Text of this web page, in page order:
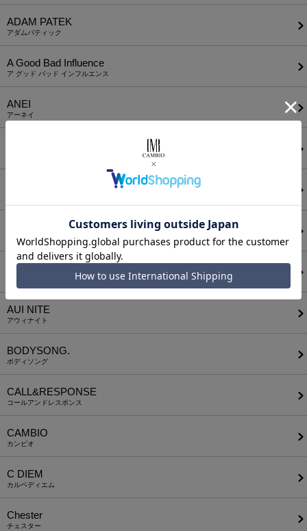
ADAM PATEK
アダムパティック
A Good Bad Influence
ア グッド バッド インフルエンス
ANEI
アーネイ
アンゲネーム
ATTACHMENT
AUI NITE
アウィナイト
BODYSONG.
ボディソング
CALL&RESPONSE
コールアンドレスポンス
CAMBIO
カンビオ
C DIEM
カルペディエム
Chester
チェスター